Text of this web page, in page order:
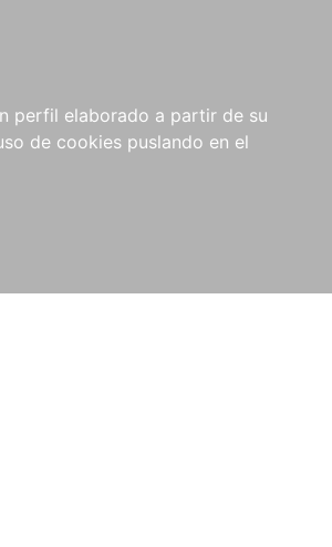
perfil elaborado a partir de su
de cookies puslando en el
COMPRAS
INSTITUCIONALES